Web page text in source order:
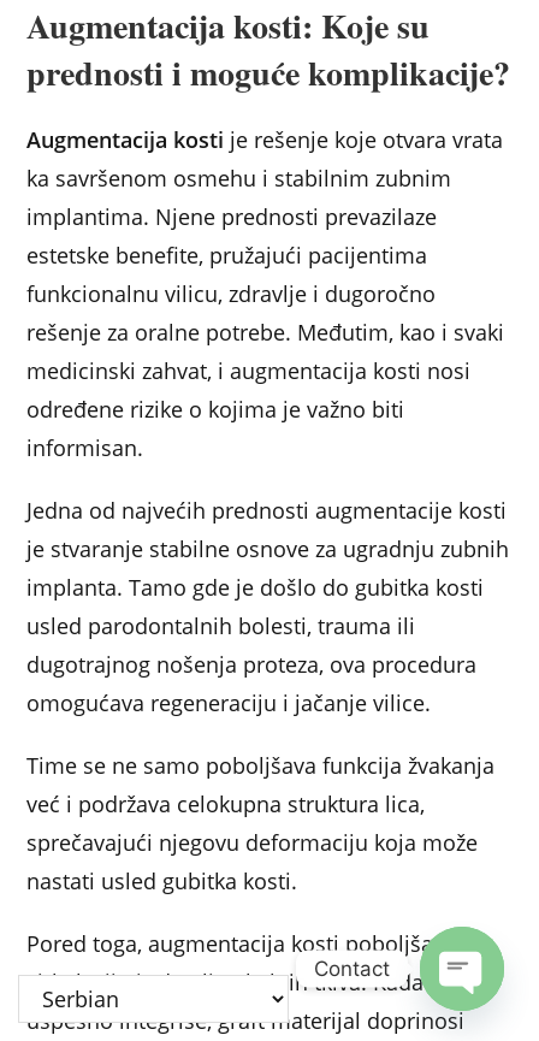
Augmentacija kosti: Koje su
prednosti i moguće komplikacije?
Augmentacija kosti je rešenje koje otvara vrata
ka savršenom osmehu i stabilnim zubnim
implantima. Njene prednosti prevazilaze
estetske benefite, pružajući pacijentima
funkcionalnu vilicu, zdravlje i dugoročno
rešenje za oralne potrebe. Međutim, kao i svaki
medicinski zahvat, i augmentacija kosti nosi
određene rizike o kojima je važno biti
informisan.
Jedna od najvećih prednosti augmentacije kosti
je stvaranje stabilne osnove za ugradnju zubnih
implanta. Tamo gde je došlo do gubitka kosti
usled parodontalnih bolesti, trauma ili
dugotrajnog nošenja proteza, ova procedura
omogućava regeneraciju i jačanje vilice.
Time se ne samo poboljšava funkcija žvakanja
već i podržava celokupna struktura lica,
sprečavajući njegovu deformaciju koja može
nastati usled gubitka kosti.
Pored toga, augmentacija kosti poboljšava
cirkulaciju i zdravlje okolnih tkiva. Kada se
uspešno integriše, graft materijal doprinosi
Contact
Open